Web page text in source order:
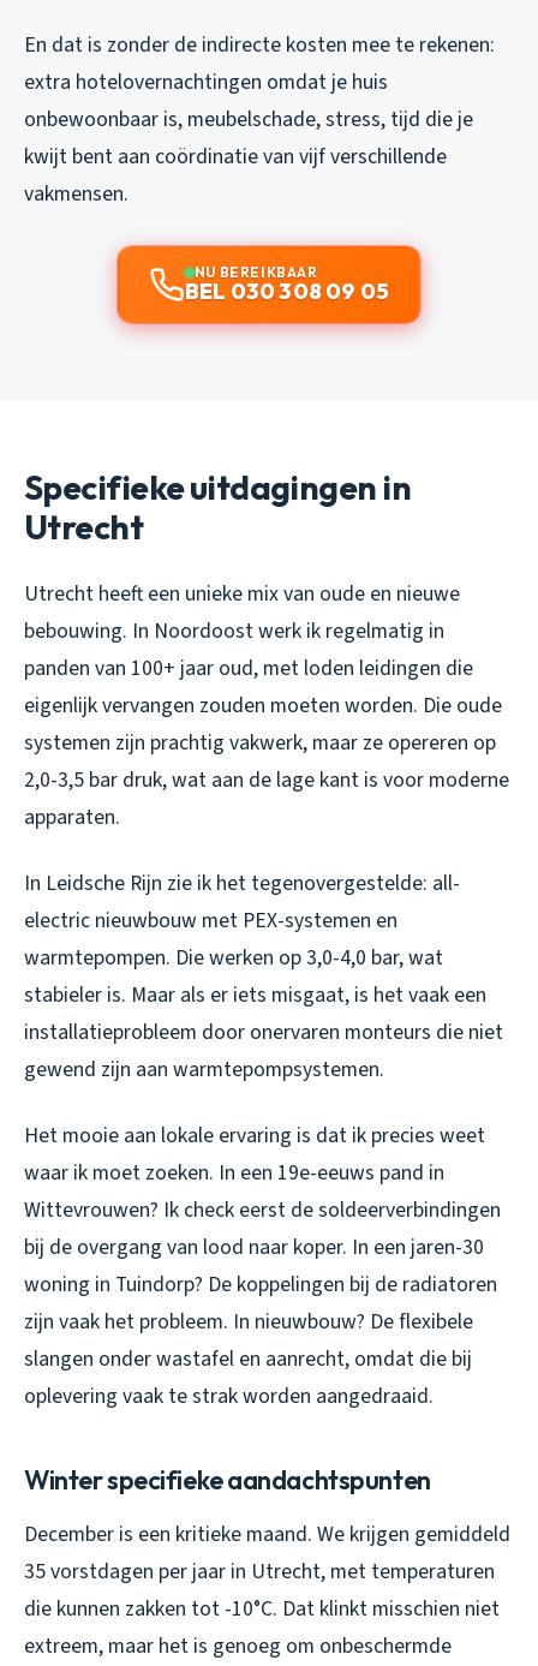
En dat is zonder de indirecte kosten mee te rekenen:
extra hotelovernachtingen omdat je huis
onbewoonbaar is, meubelschade, stress, tijd die je
kwijt bent aan coördinatie van vijf verschillende
vakmensen.
NU BEREIKBAAR
BEL 030 308 09 05
Specifieke uitdagingen in
Utrecht
Utrecht heeft een unieke mix van oude en nieuwe
bebouwing. In Noordoost werk ik regelmatig in
panden van 100+ jaar oud, met loden leidingen die
eigenlijk vervangen zouden moeten worden. Die oude
systemen zijn prachtig vakwerk, maar ze opereren op
2,0-3,5 bar druk, wat aan de lage kant is voor moderne
apparaten.
In Leidsche Rijn zie ik het tegenovergestelde: all-
electric nieuwbouw met PEX-systemen en
warmtepompen. Die werken op 3,0-4,0 bar, wat
stabieler is. Maar als er iets misgaat, is het vaak een
installatieprobleem door onervaren monteurs die niet
gewend zijn aan warmtepompsystemen.
Het mooie aan lokale ervaring is dat ik precies weet
waar ik moet zoeken. In een 19e-eeuws pand in
Wittevrouwen? Ik check eerst de soldeerverbindingen
bij de overgang van lood naar koper. In een jaren-30
woning in Tuindorp? De koppelingen bij de radiatoren
zijn vaak het probleem. In nieuwbouw? De flexibele
slangen onder wastafel en aanrecht, omdat die bij
oplevering vaak te strak worden aangedraaid.
Winter specifieke aandachtspunten
December is een kritieke maand. We krijgen gemiddeld
35 vorstdagen per jaar in Utrecht, met temperaturen
die kunnen zakken tot -10°C. Dat klinkt misschien niet
extreem, maar het is genoeg om onbeschermde